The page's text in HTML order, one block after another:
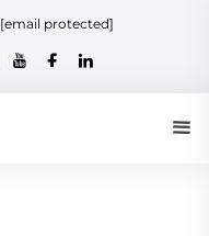
[email protected]